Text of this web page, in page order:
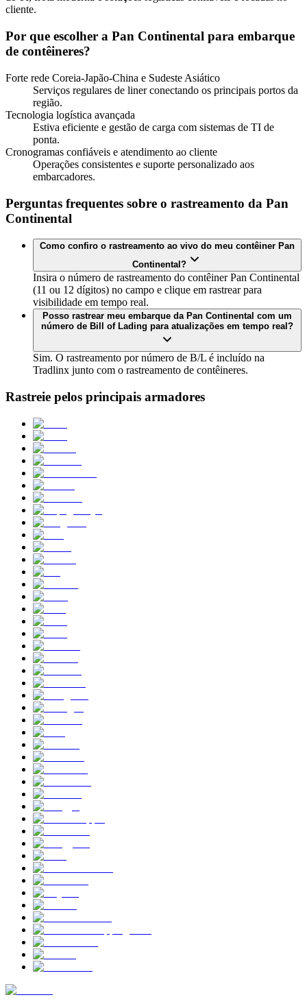
cliente.
Por que escolher a Pan Continental para embarque
de contêineres?
Forte rede Coreia-Japão-China e Sudeste Asiático
Serviços regulares de liner conectando os principais portos da
região.
Tecnologia logística avançada
Estiva eficiente e gestão de carga com sistemas de TI de
ponta.
Cronogramas confiáveis e atendimento ao cliente
Operações consistentes e suporte personalizado aos
embarcadores.
Perguntas frequentes sobre o rastreamento da Pan
Continental
Como confiro o rastreamento ao vivo do meu contêiner Pan
Continental?
Insira o número de rastreamento do contêiner Pan Continental
(11 ou 12 dígitos) no campo e clique em rastrear para
visibilidade em tempo real.
Posso rastrear meu embarque da Pan Continental com um
número de Bill of Lading para atualizações em tempo real?
Sim. O rastreamento por número de B/L é incluído na
Tradlinx junto com o rastreamento de contêineres.
Rastreie pelos principais armadores